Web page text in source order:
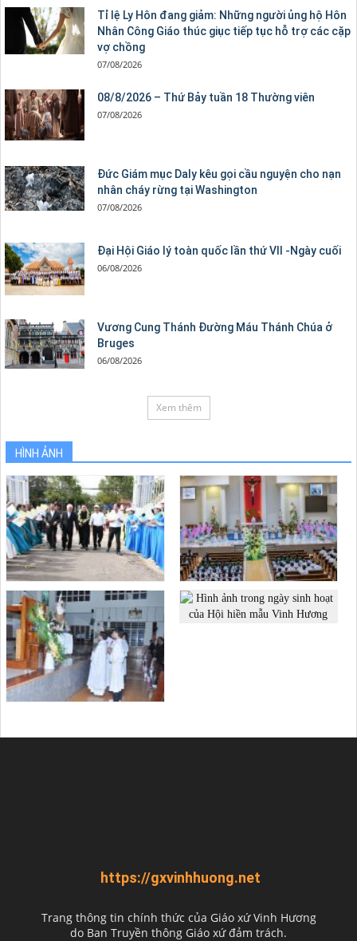
Tỉ lệ Ly Hôn đang giảm: Những người ủng hộ Hôn
Nhân Công Giáo thúc giục tiếp tục hỗ trợ các cặp
vợ chồng
07/08/2026
08/8/2026 – Thứ Bảy tuần 18 Thường viên
07/08/2026
Đức Giám mục Daly kêu gọi cầu nguyện cho nạn
nhân cháy rừng tại Washington
07/08/2026
Đại Hội Giáo lý toàn quốc lần thứ VII -Ngày cuối
06/08/2026
Vương Cung Thánh Ðường Máu Thánh Chúa ở
Bruges
06/08/2026
Xem thêm
HÌNH ẢNH
https://gxvinhhuong.net
Trang thông tin chính thức của Giáo xứ Vinh Hương
do Ban Truyền thông Giáo xứ đảm trách.